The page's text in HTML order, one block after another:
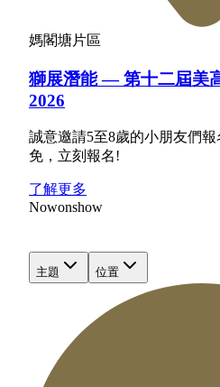
媽閣塘片區
獅展潛能 — 第十二屆美
2026
誠意邀請5至8歲的小朋友們
免，立刻報名!
了解更多
Nowonshow
主題 位置